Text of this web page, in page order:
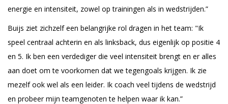
energie en intensiteit, zowel op trainingen als in wedstrijden.”
Buijs ziet zichzelf een belangrijke rol dragen in het team: "Ik
speel centraal achterin en als linksback, dus eigenlijk op positie 4
en 5. Ik ben een verdediger die veel intensiteit brengt en er alles
aan doet om te voorkomen dat we tegengoals krijgen. Ik zie
mezelf ook wel als een leider. Ik coach veel tijdens de wedstrijd
en probeer mijn teamgenoten te helpen waar ik kan.”